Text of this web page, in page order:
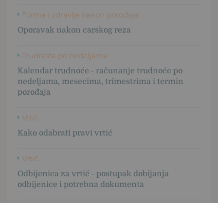
Forma i zdravlje nakon porođaja
Oporavak nakon carskog reza
Trudnoća po nedeljama
Kalendar trudnoće - računanje trudnoće po
nedeljama, mesecima, trimestrima i termin
porođaja
Vrtić
Kako odabrati pravi vrtić
Vrtić
Odbijenica za vrtić - postupak dobijanja
odbijenice i potrebna dokumenta